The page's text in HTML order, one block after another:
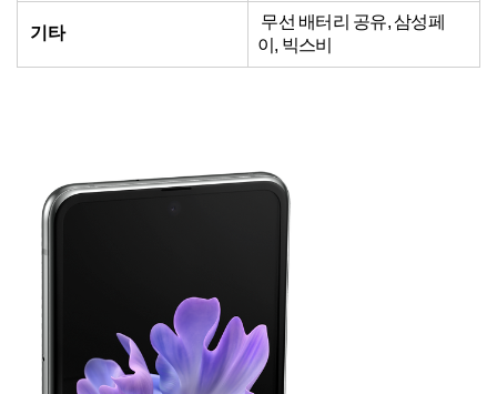
기타
무선 배터리 공유, 삼성페
이, 빅스비